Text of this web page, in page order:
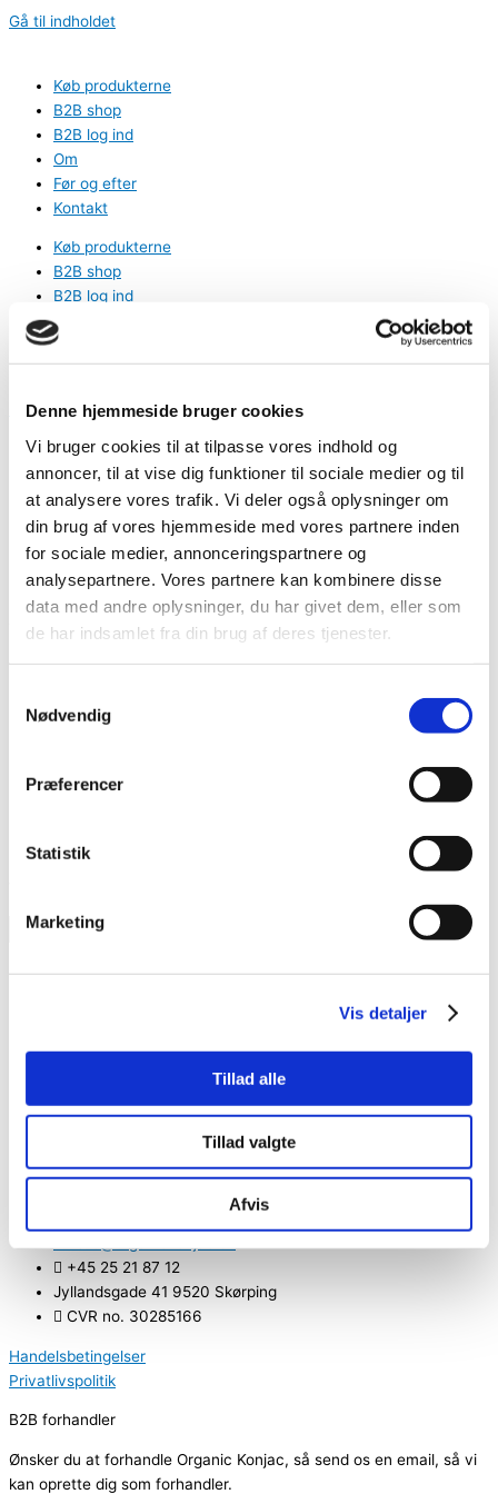
Denne hjemmeside bruger cookies
Vi bruger cookies til at tilpasse vores indhold og
annoncer, til at vise dig funktioner til sociale medier og til
at analysere vores trafik. Vi deler også oplysninger om
din brug af vores hjemmeside med vores partnere inden
for sociale medier, annonceringspartnere og
analysepartnere. Vores partnere kan kombinere disse
data med andre oplysninger, du har givet dem, eller som
de har indsamlet fra din brug af deres tjenester.
Nødvendig
Præferencer
Statistik
Marketing
Vis detaljer
Tillad alle
Tillad valgte
Afvis
Gå til indholdet
Køb produkterne
B2B shop
B2B log ind
Om
Før og efter
Kontakt
Køb produkterne
B2B shop
B2B log ind
Om
Før og efter
Kontakt
kr. 0 Kurv
Fri fragt på ordrer over 1499,-
B2B katalog
Her finder du B2B sektionen, hvor du som forhandler kan købe
mine produkter. Bestilling af produkter kræver oprettelse af en
konto. En konto oprettes manuelt af mig ved at skrive til mig
Varekategorier
Marketingmateriale
Mænd
Svampe
Organic Konjac Svamp Lemon – Mod
pigmentforandringer
+45 25 21 87 12
Jyllandsgade 41 9520 Skørping
CVR no. 30285166
Handelsbetingelser
Privatlivspolitik
B2B forhandler
Ønsker du at forhandle Organic Konjac, så send os en email, så vi
kan oprette dig som forhandler.